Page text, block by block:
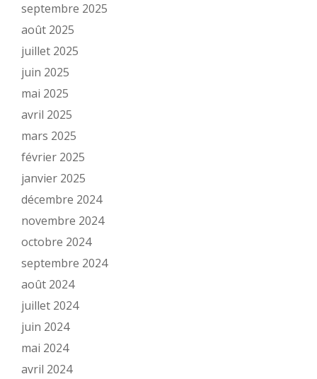
septembre 2025
août 2025
juillet 2025
juin 2025
mai 2025
avril 2025
mars 2025
février 2025
janvier 2025
décembre 2024
novembre 2024
octobre 2024
septembre 2024
août 2024
juillet 2024
juin 2024
mai 2024
avril 2024